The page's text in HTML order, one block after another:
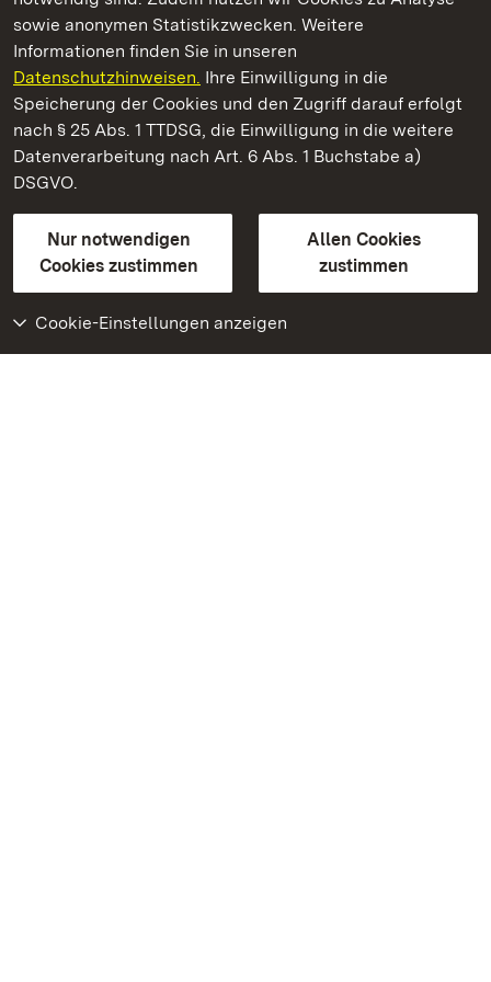
sowie anonymen Statistikzwecken. Weitere
Informationen finden Sie in unseren
Datenschutzhinweisen. Ihre Einwilligung in die
Speicherung der Cookies und den Zugriff darauf erfolgt
nach § 25 Abs. 1 TTDSG, die Einwilligung in die weitere
Datenverarbeitung nach Art. 6 Abs. 1 Buchstabe a)
DSGVO.
Nur notwendigen
Cookies zustimmen
Allen Cookies
zustimmen
Cookie-Einstellungen anzeigen
Residenzschloss Ludwigsburg
Staatliche Schlösser und Gärten Baden-Württemberg
Kontakt
GebärdenspracheLeichte Sprache
Erklärung zur Barrierefreiheit
BITV-konform (geprüfte Seiten)
Weiteres